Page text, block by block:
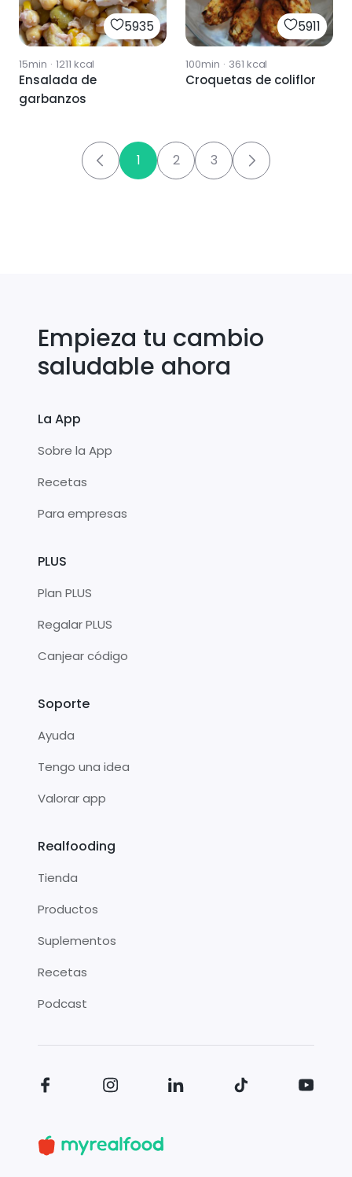
5935
15min · 1211 kcal
Ensalada de
garbanzos
5911
100min · 361 kcal
Croquetas de coliflor
1 2 3
Empieza tu cambio
saludable ahora
La App
Sobre la App
Recetas
Para empresas
PLUS
Plan PLUS
Regalar PLUS
Canjear código
Soporte
Ayuda
Tengo una idea
Valorar app
Realfooding
Tienda
Productos
Suplementos
Recetas
Podcast